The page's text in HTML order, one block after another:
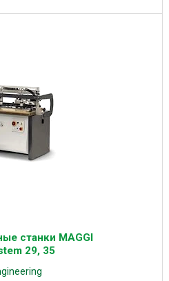
станки MAGGI
29, 35